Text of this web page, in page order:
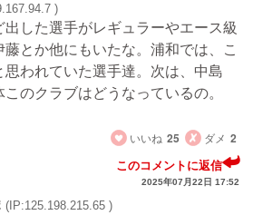
)
した選手がレギュラーやエース級
とか他にもいたな。浦和では、こ
われていた選手達。次は、中島
のクラブはどうなっているの。
いいね 25 ダメ 2
このコメントに返信
2025年07月22日 17:52
(IP:125.198.215.65 )